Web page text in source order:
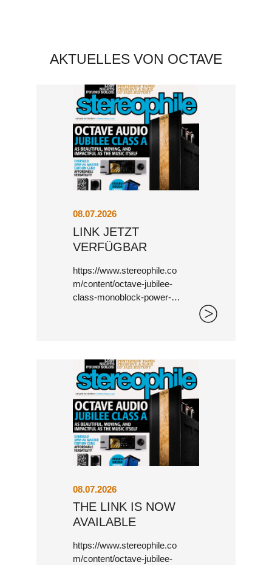
SUPER BLACK BOX
BLACK BOX
AKTUELLES VON OCTAVE
08.07.2026
LINK JETZT
VERFÜGBAR
https://www.stereophile.co
m/content/octave-jubilee-
class-monoblock-power-
08.07.2026
THE LINK IS NOW
AVAILABLE
https://www.stereophile.co
m/content/octave-jubilee-